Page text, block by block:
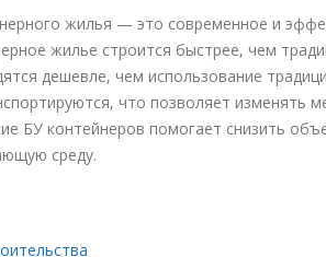
жилья — это современное и
жилье строится быстрее, чем
дешевле, чем использование
что позволяет изменять
БУ контейнеров помогает снизить
среду.